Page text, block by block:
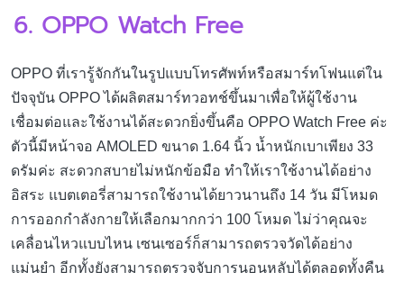
6. OPPO Watch Free
OPPO ที่เรารู้จักกันในรูปแบบโทรศัพท์หรือสมาร์ทโฟนแต่ใน
ปัจจุบัน OPPO ได้ผลิตสมาร์ทวอทช์ขึ้นมาเพื่อให้ผู้ใช้งาน
เชื่อมต่อและใช้งานได้สะดวกยิ่งขึ้นคือ OPPO Watch Free ค่ะ
ตัวนี้มีหน้าจอ AMOLED ขนาด 1.64 นิ้ว น้ำหนักเบาเพียง 33
ดรัมค่ะ สะดวกสบายไม่หนักข้อมือ ทำให้เราใช้งานได้อย่าง
อิสระ แบตเตอรี่สามารถใช้งานได้ยาวนานถึง 14 วัน มีโหมด
การออกกำลังกายให้เลือกมากกว่า 100 โหมด ไม่ว่าคุณจะ
เคลื่อนไหวแบบไหน เซนเซอร์ก็สามารถตรวจวัดได้อย่าง
แม่นยำ อีกทั้งยังสามารถตรวจจับการนอนหลับได้ตลอดทั้งคืน